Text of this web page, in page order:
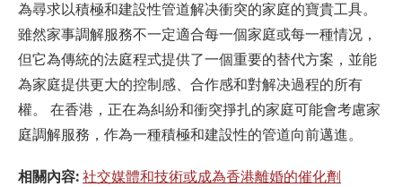
為尋求以積極和建設性管道解决衝突的家庭的寶貴工具。
雖然家事調解服務不一定適合每一個家庭或每一種情况，
但它為傳統的法庭程式提供了一個重要的替代方案，並能
為家庭提供更大的控制感、合作感和對解决過程的所有
權。 在香港，正在為糾紛和衝突掙扎的家庭可能會考慮家
庭調解服務，作為一種積極和建設性的管道向前邁進。
相關內容: 社交媒體和技術或成為香港離婚的催化劑